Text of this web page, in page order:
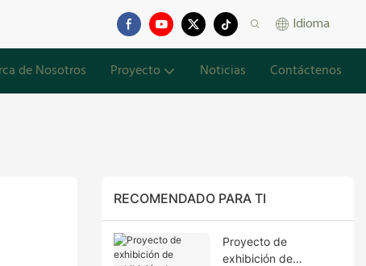
Idioma
de Nosotros Proyecto Noticias Contáctenos
RECOMENDADO PARA TI
Proyecto de
exhibición de